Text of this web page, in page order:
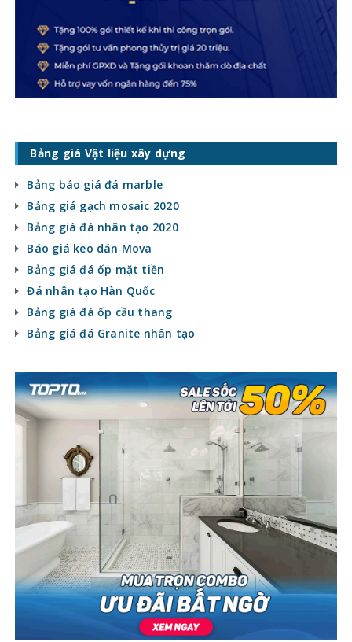
Bảng giá Vật liệu xây dựng
Bảng báo giá đá marble
Bảng giá gạch mosaic 2020
Bảng giá đá nhân tạo 2020
Báo giá keo dán Mova
Bảng giá đá ốp mặt tiền
Đá nhân tạo Hàn Quốc
Bảng giá đá ốp cầu thang
Bảng giá đá Granite nhân tạo